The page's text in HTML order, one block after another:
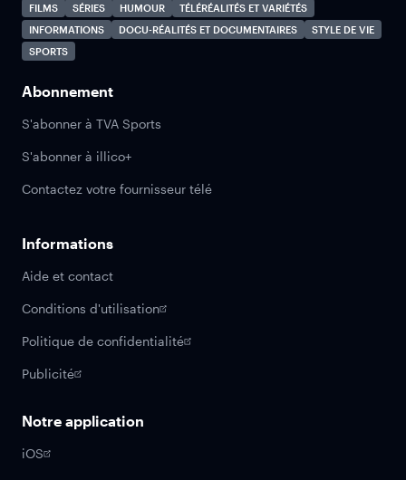
FILMS SÉRIES HUMOUR
TÉLÉRÉALITÉS ET VARIÉTÉS
INFORMATIONS
DOCU-RÉALITÉS ET DOCUMENTAIRES
STYLE DE VIE
SPORTS
Abonnement
S'abonner à TVA Sports
S'abonner à illico+
Contactez votre fournisseur télé
Informations
Aide et contact
Conditions d'utilisation
Politique de confidentialité
Publicité
Notre application
iOS